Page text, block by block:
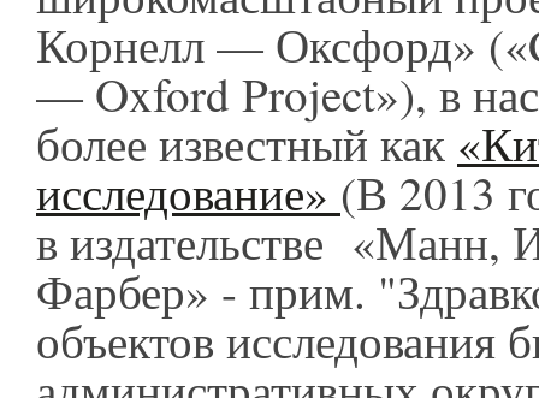
Корнелл — Оксфорд»
— Oxford Project»), в
более известный как
исследование» (В 2013
в издательстве «Манн,
Фарбер» - прим.
объектов